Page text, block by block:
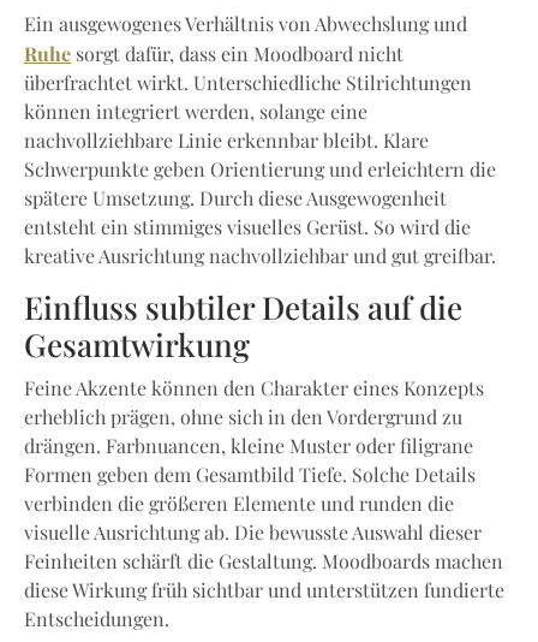
Ein ausgewogenes Verhältnis von Abwechslung und
Ruhe sorgt dafür, dass ein Moodboard nicht
überfrachtet wirkt. Unterschiedliche Stilrichtungen
können integriert werden, solange eine
nachvollziehbare Linie erkennbar bleibt. Klare
Schwerpunkte geben Orientierung und erleichtern die
spätere Umsetzung. Durch diese Ausgewogenheit
entsteht ein stimmiges visuelles Gerüst. So wird die
kreative Ausrichtung nachvollziehbar und gut greifbar.
Einfluss subtiler Details auf die
Gesamtwirkung
Feine Akzente können den Charakter eines Konzepts
erheblich prägen, ohne sich in den Vordergrund zu
drängen. Farbnuancen, kleine Muster oder filigrane
Formen geben dem Gesamtbild Tiefe. Solche Details
verbinden die größeren Elemente und runden die
visuelle Ausrichtung ab. Die bewusste Auswahl dieser
Feinheiten schärft die Gestaltung. Moodboards machen
diese Wirkung früh sichtbar und unterstützen fundierte
Entscheidungen.